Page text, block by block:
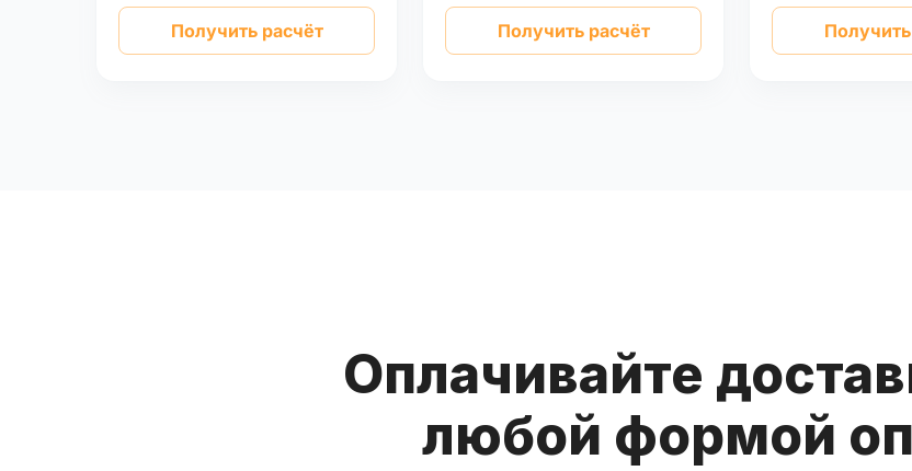
Получить расчёт
Получить расчёт
Оплачивайте
любой формой